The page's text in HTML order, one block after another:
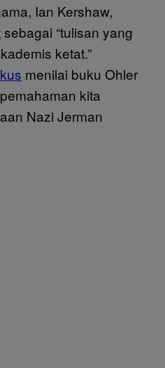
Ian Kershaw,
sebagai “tulisan yang
ketat.”
menilai buku Ohler
kita
Nazi Jerman